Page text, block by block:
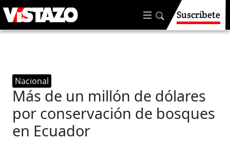
Suscríbete
Nacional
Más de un millón de dólares
por conservación de bosques
en Ecuador